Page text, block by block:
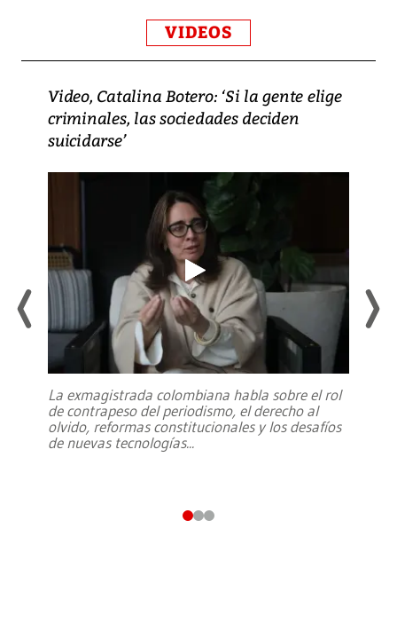
VIDEOS
Video, Catalina Botero: ‘Si la gente elige
criminales, las sociedades deciden
suicidarse’
La exmagistrada colombiana habla sobre el rol
de contrapeso del periodismo, el derecho al
olvido, reformas constitucionales y los desafíos
de nuevas tecnologías...